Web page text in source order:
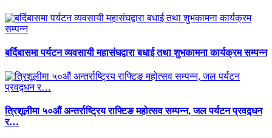
बर्दिबासमा पर्यटन व्यवसायी महासंघद्वारा बधाई तथा शुभकामना कार्यक्रम सम्पन्न
त्रिशूलीमा ५०औं अन्तर्राष्ट्रिय राफ्टिङ महोत्सव सम्पन्न, जल पर्यटन प्रवद्र्धन
र…